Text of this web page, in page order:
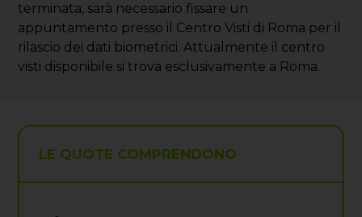
terminata, sarà necessario fissare un
appuntamento presso il Centro Visti di Roma per il
rilascio dei dati biometrici. Attualmente il centro
visti disponibile si trova esclusivamente a Roma.
LE QUOTE COMPRENDONO